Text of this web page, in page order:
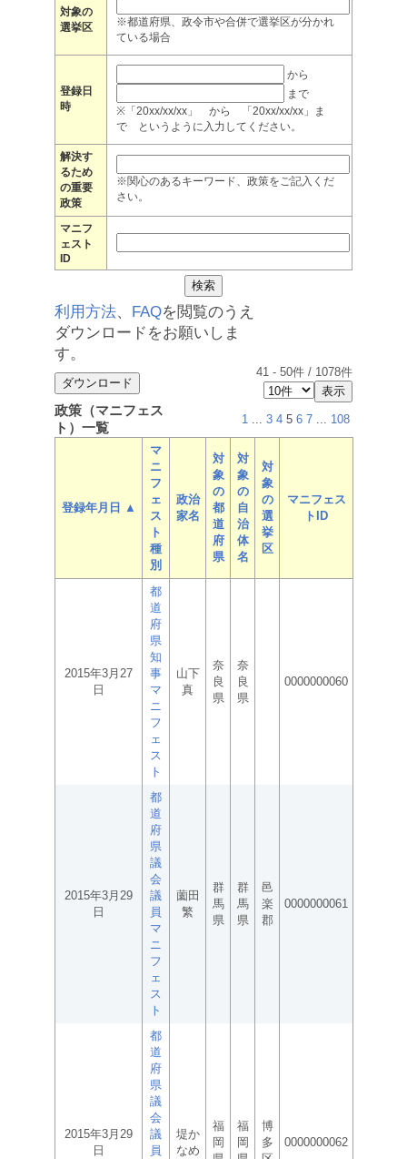
対象の
選挙区
※都道府県、政令市や合併で選挙区が分かれ
ている場合
登録日
時
から
まで
※「20xx/xx/xx」 から 「20xx/xx/xx」ま
で というように入力してください。
解決す
るため
の重要
政策
※関心のあるキーワード、政策をご記入くだ
さい。
マニフ
ェスト
ID
利用方法、 FAQを閲覧のうえ
ダウンロードをお願いしま
す。
41 - 50件 / 1078件
政策（マニフェス
ト）一覧
1 ... 3 4 5 6 7 ... 108
登録年月日 ▲
マ
ニ
フ
ェ
ス
ト
種
別
政治
家名
対
象
の
都
道
府
県
対
象
の
自
治
体
名
対
象
の
選
挙
区
マニフェス
トID
2015年3月27
日
都
道
府
県
知
事
マ
ニ
フ
ェ
ス
ト
山下
真
奈
良
県
奈
良
県
0000000060
2015年3月29
日
都
道
府
県
議
会
議
員
マ
ニ
フ
ェ
ス
ト
薗田
繁
群
馬
県
群
馬
県
邑
楽
郡
0000000061
2015年3月29
日
都
道
府
県
議
会
議
員
堤か
なめ
福
岡
福
岡
博
多
0000000062